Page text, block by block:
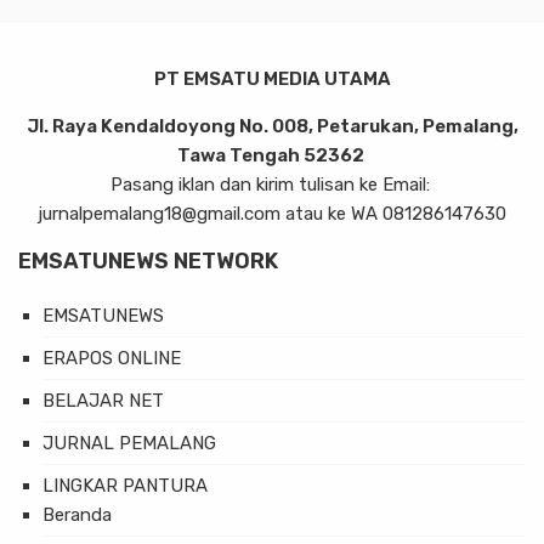
PT EMSATU MEDIA UTAMA
Jl. Raya Kendaldoyong No. 008, Petarukan, Pemalang,
Tawa Tengah 52362
Pasang iklan dan kirim tulisan ke Email:
jurnalpemalang18@gmail.com atau ke WA 081286147630
EMSATUNEWS NETWORK
EMSATUNEWS
ERAPOS ONLINE
BELAJAR NET
JURNAL PEMALANG
LINGKAR PANTURA
Beranda